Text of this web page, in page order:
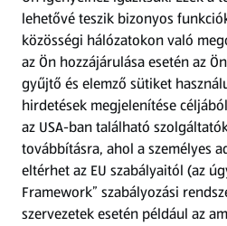
Fizetési lehetőségek
ALDI utalványok
Árcsökkentés
Adattörlő alkalmazás
lehetővé teszik bizonyos
közösségi hálózatokon való
az Ön hozzájárulása esetén az
gyűjtő és elemző sütiket
hirdetések megjelenítése
az USA-ban található
továbbításra, ahol a személyes
eltérhet az EU szabályaitól (az
Framework” szabályozási
szervezetek esetén például az